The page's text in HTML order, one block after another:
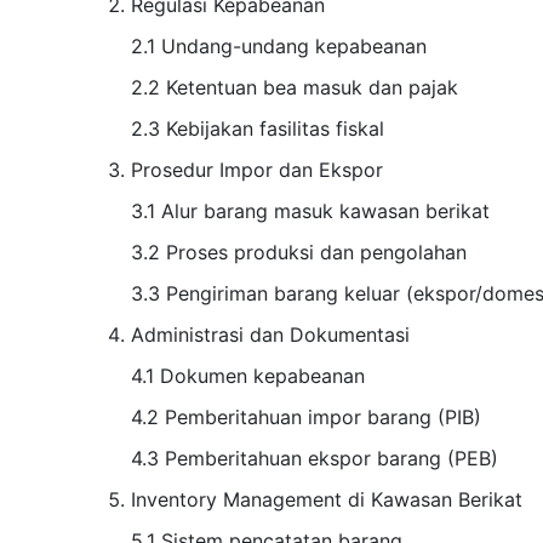
Regulasi Kepabeanan
2.1 Undang-undang kepabeanan
2.2 Ketentuan bea masuk dan pajak
2.3 Kebijakan fasilitas fiskal
Prosedur Impor dan Ekspor
3.1 Alur barang masuk kawasan berikat
3.2 Proses produksi dan pengolahan
3.3 Pengiriman barang keluar (ekspor/
Administrasi dan Dokumentasi
4.1 Dokumen kepabeanan
4.2 Pemberitahuan impor barang (PIB)
4.3 Pemberitahuan ekspor barang (PEB)
Inventory Management di Kawasan Berikat